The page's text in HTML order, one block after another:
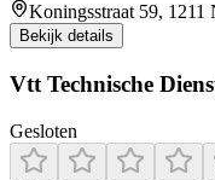
Koningsstraat 59,
Bekijk details
Vtt Technische
Gesloten